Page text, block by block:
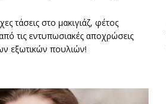
τάσεις στο μακιγιάζ, φέτος
τις εντυπωσιακές αποχρώσεις
εξωτικών πουλιών!